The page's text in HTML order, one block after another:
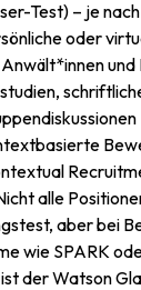
Test) – je
oder
alle
aber bei
wie SPARK
der Watson